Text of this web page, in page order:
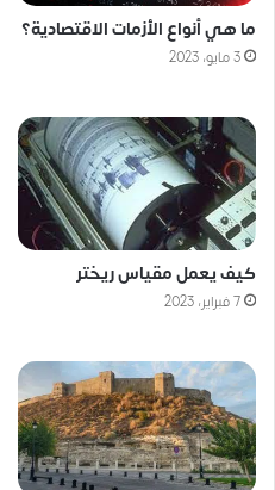
ما هي أنواع الأزمات الاقتصادية؟
3 مايو، 2023
كيف يعمل مقياس ريختر
7 فبراير، 2023